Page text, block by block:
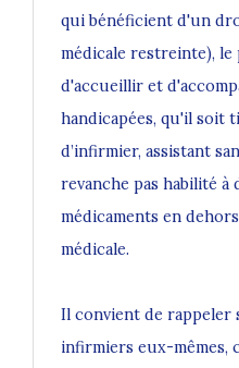
qui bénéficient d'un
médicale restreinte), le
d'accueillir et
handicapées, qu'il soit
d’infirmier, assistant
revanche pas habilité
médicaments en
médicale.
Il convient de rappeler
infirmiers eux-mêmes,